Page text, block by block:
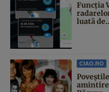
Funcția
luată
CIAO.RO